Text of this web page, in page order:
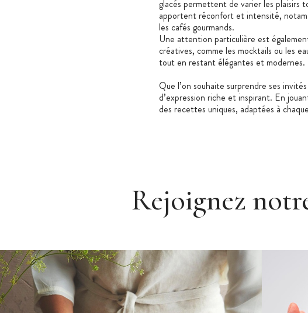
glacés permettent de varier les plaisirs
apportent réconfort et intensité,
les cafés gourmands.
Une attention particulière est
créatives, comme les mocktails ou les
tout en restant élégantes et modernes.
Que l’on souhaite surprendre ses
d’expression riche et inspirant. En
des recettes uniques, adaptées à
Rejoignez